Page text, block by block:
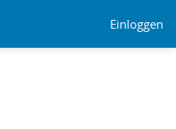
Einloggen